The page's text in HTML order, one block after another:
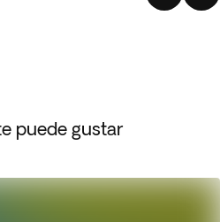
puede gustar